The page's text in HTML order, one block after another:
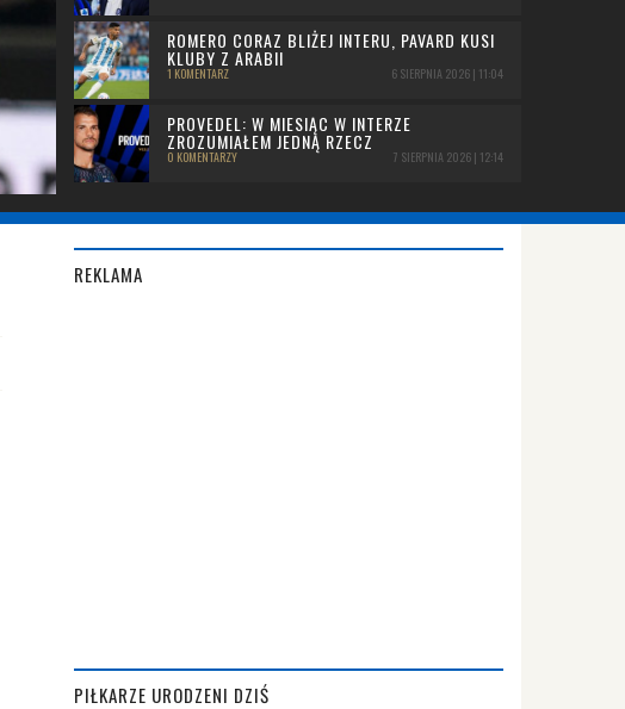
ROMERO CORAZ BLIŻEJ INTERU, PAVARD KUSI
KLUBY Z ARABII
1 KOMENTARZ 6 SIERPNIA 2026 | 11:04
PROVEDEL: W MIESIĄC W INTERZE
ZROZUMIAŁEM JEDNĄ RZECZ
0 KOMENTARZY 7 SIERPNIA 2026 | 12:14
REKLAMA
PIŁKARZE URODZENI DZIŚ